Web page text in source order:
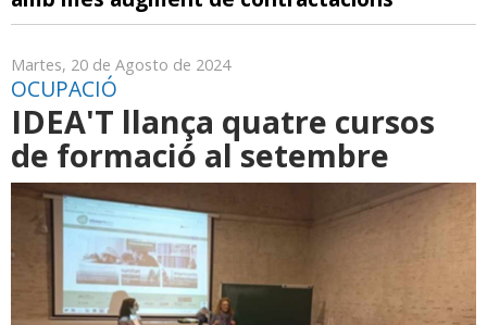
Martes, 20 de Agosto de 2024
OCUPACIÓ
IDEA'T llança quatre cursos
de formació al setembre